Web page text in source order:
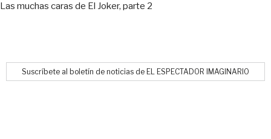
Las muchas caras de El Joker, parte 2
Suscríbete al boletín de noticias de EL ESPECTADOR IMAGINARIO